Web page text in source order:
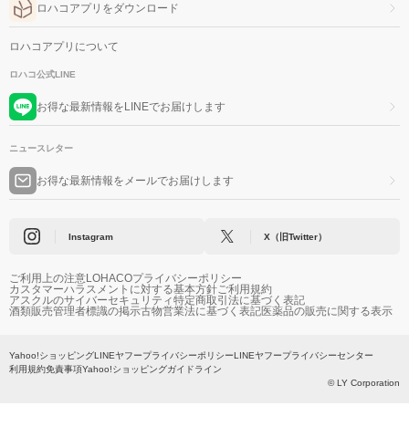
ロハコアプリをダウンロード
ロハコアプリについて
ロハコ公式LINE
お得な最新情報をLINEでお届けします
ニュースレター
お得な最新情報をメールでお届けします
Instagram X（旧Twitter）
ご利用上の注意LOHACOプライバシーポリシー
カスタマーハラスメントに対する基本方針ご利用規約
アスクルのサイバーセキュリティ特定商取引法に基づく表記
酒類販売管理者標識の掲示古物営業法に基づく表記医薬品の販売に関する表示
Yahoo!ショッピングLINEヤフープライバシーポリシーLINEヤフープライバシーセンター
利用規約免責事項Yahoo!ショッピングガイドライン
© LY Corporation